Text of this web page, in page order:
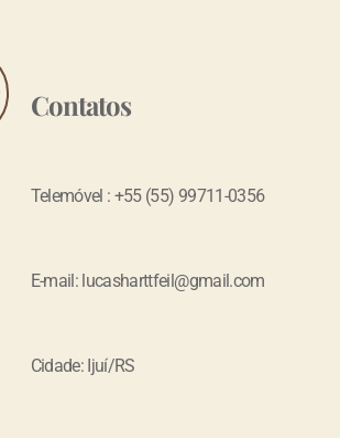
Contatos
Telemóvel : +55 (55) 99711-0356
E-mail: lucasharttfeil@gmail.com
Cidade: Ijuí/RS